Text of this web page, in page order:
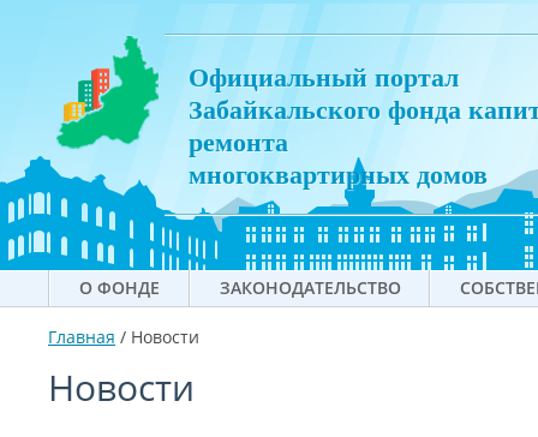
Официальный портал
Забайкальского фонда
ремонта
многоквартирных домов
О ФОНДЕ ЗАКОНОДАТЕЛЬСТВО
Главная / Новости
Новости